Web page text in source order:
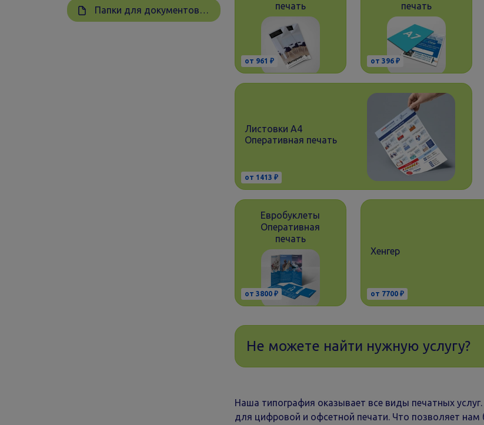
Папки для документов А4 Оперативная печать
от 961 ₽
печать
от 396 ₽
печать
от 1413 ₽
Листовки А4
Оперативная печать
от 3800 ₽
Евробуклеты
Оперативная
печать
от 7700 ₽
Хенгер
Не можете найти нужную услугу?
Наша типография оказывает все виды печатных
для цифровой и офсетной печати. Что позволяет